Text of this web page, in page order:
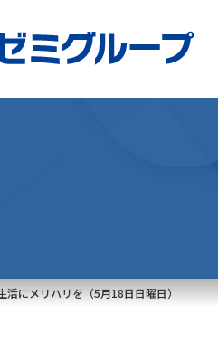
活にメリハリを（5月18日日曜日）